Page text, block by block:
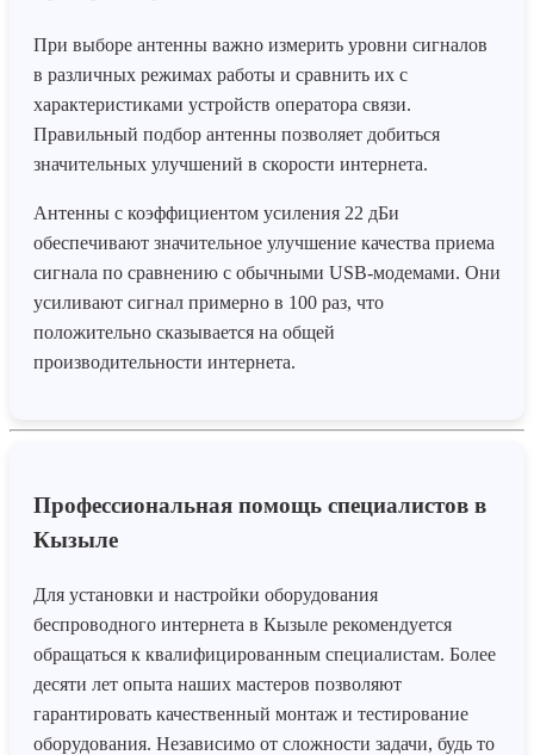
При выборе антенны важно измерить уровни сигналов
в различных режимах работы и сравнить их с
характеристиками устройств оператора связи.
Правильный подбор антенны позволяет добиться
значительных улучшений в скорости интернета.
Антенны с коэффициентом усиления 22 дБи
обеспечивают значительное улучшение качества приема
сигнала по сравнению с обычными USB-модемами. Они
усиливают сигнал примерно в 100 раз, что
положительно сказывается на общей
производительности интернета.
Профессиональная помощь специалистов в
Кызыле
Для установки и настройки оборудования
беспроводного интернета в Кызыле рекомендуется
обращаться к квалифицированным специалистам. Более
десяти лет опыта наших мастеров позволяют
гарантировать качественный монтаж и тестирование
оборудования. Независимо от сложности задачи, будь то